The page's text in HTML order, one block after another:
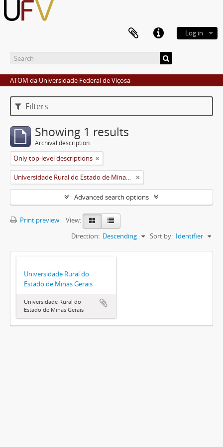
Log in
ATOM da Universidade Federal de Viçosa
Filters
Showing 1 results
Archival description
Only top-level descriptions
Universidade Rural do Estado de Minas Gerais (Uremg)
Advanced search options
Print preview
View:
Sort by: Identifier
Direction: Descending
Universidade Rural do
Estado de Minas Gerais
Universidade Rural do
Estado de Minas Gerais